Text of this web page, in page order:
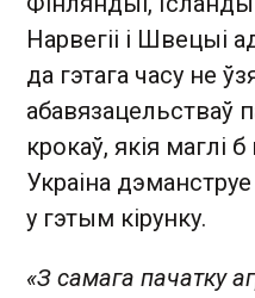
Нарвегіі і Швецыі
да гэтага часу не
абавязацельстваў
крокаў, якія маглі
Украіна
у гэтым кірунку.
«З самага пачатку